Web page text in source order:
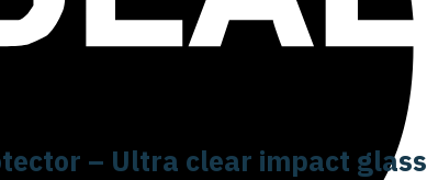
– Ultra clear impact glass